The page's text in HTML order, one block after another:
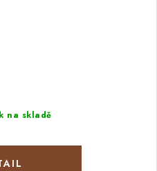
na skladě